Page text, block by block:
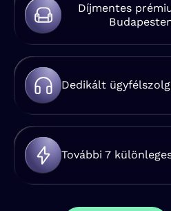
Díjmentes
Dedikált
További 7